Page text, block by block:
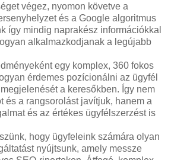
végez, nyomon követve a
és a Google algoritmus
így mindig naprakész információkkal
alkalmazkodjanak a legújabb
egy komplex, 360 fokos
érdemes pozícionálni az ügyfél
a keresőkben. Így nem
és a rangsorolást javítjuk, hanem a
és az értékes ügyfélszerzést is
hogy ügyfeleink számára olyan
nyújtsunk, amely messze